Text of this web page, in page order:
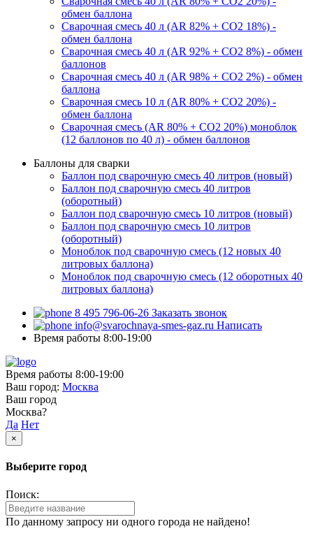
обмен баллона
Сварочная смесь 40 л (AR 82% + CO2 18%) -
обмен баллона
Сварочная смесь 40 л (AR 92% + CO2 8%) - обмен
баллонов
Сварочная смесь 40 л (AR 98% + CO2 2%) - обмен
баллона
Сварочная смесь 10 л (AR 80% + CO2 20%) -
обмен баллона
Сварочная смесь (AR 80% + CO2 20%) моноблок
(12 баллонов по 40 л) - обмен баллонов
Баллоны для сварки
Баллон под сварочную смесь 40 литров (новый)
Баллон под сварочную смесь 40 литров
(оборотный)
Баллон под сварочную смесь 10 литров (новый)
Баллон под сварочную смесь 10 литров
(оборотный)
Моноблок под сварочную смесь (12 новых 40
литровых баллона)
Моноблок под сварочную смесь (12 оборотных 40
литровых баллона)
8 495 796-06-26 Заказать звонок
info@svarochnaya-smes-gaz.ru Написать
Время работы 8:00-19:00
Время работы 8:00-19:00
Ваш город: Москва
Ваш город
Москва?
Да Нет
×
Выберите город
Поиск:
По данному запросу ни одного города не найдено!